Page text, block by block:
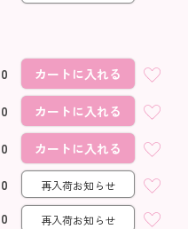
カートに入れる
カートに入れる
カートに入れる
再入荷お知らせ
再入荷お知らせ